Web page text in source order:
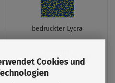
Cookies und
bedruckter Lycra
3 Lycra-Basisstoffe zur Wahl
Mindestabnahme: 0,5m